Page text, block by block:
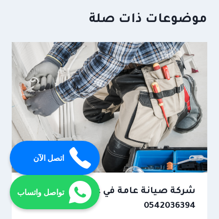
موضوعات ذات صلة
شركة صيانة عامة في عجمان
0542036394
اتصل الآن
تواصل واتساب